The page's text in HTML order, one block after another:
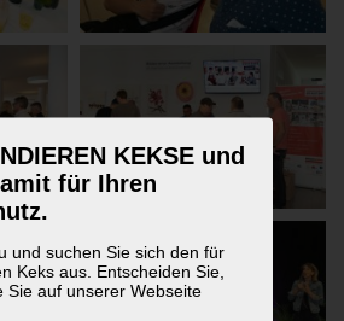
KEKSE und
für Ihren
und suchen Sie sich den für
Keks aus. Entscheiden Sie,
Sie auf unserer Webseite